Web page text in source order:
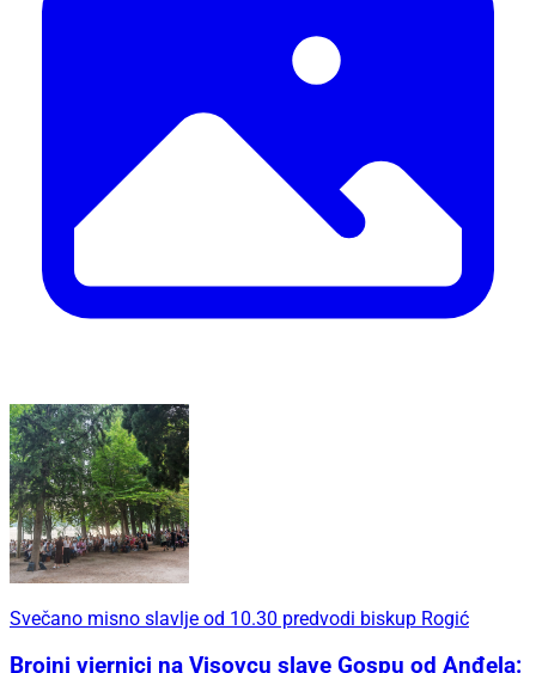
Svečano misno slavlje od 10.30 predvodi biskup Rogić
Brojni vjernici na Visovcu slave Gospu od Anđela: